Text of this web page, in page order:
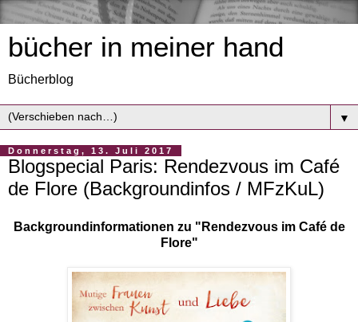
bücher in meiner hand
Bücherblog
▼
Donnerstag, 13. Juli 2017
Blogspecial Paris: Rendezvous im Café
de Flore (Backgroundinfos / MFzKuL)
Backgroundinformationen zu "Rendezvous im Café de
Flore"